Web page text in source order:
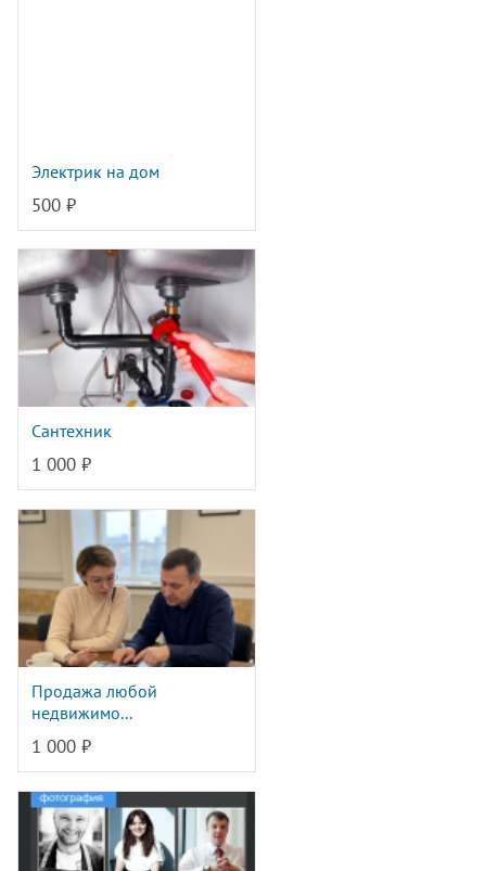
Электрик на дом
500 ₽
Сантехник
1 000 ₽
Продажа любой
недвижимо...
1 000 ₽